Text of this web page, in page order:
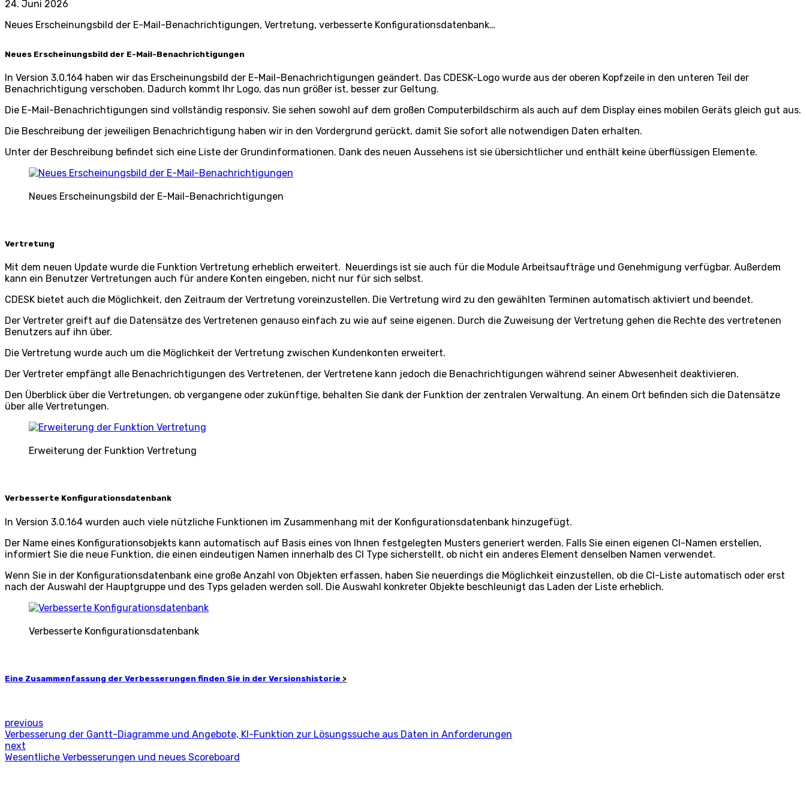
24. Juni 2026
Neues Erscheinungsbild der E-Mail-Benachrichtigungen, Vertretung, verbesserte Konfigurationsdatenbank…
Neues Erscheinungsbild der E-Mail-Benachrichtigungen
In Version 3.0.164 haben wir das Erscheinungsbild der E-Mail-Benachrichtigungen geändert. Das CDESK-Logo wurde aus der oberen Kopfzeile in den unteren Teil der
Benachrichtigung verschoben. Dadurch kommt Ihr Logo, das nun größer ist, besser zur Geltung.
Die E-Mail-Benachrichtigungen sind vollständig responsiv. Sie sehen sowohl auf dem großen Computerbildschirm als auch auf dem Display eines mobilen Geräts gleich gut aus.
Die Beschreibung der jeweiligen Benachrichtigung haben wir in den Vordergrund gerückt, damit Sie sofort alle notwendigen Daten erhalten.
Unter der Beschreibung befindet sich eine Liste der Grundinformationen. Dank des neuen Aussehens ist sie übersichtlicher und enthält keine überflüssigen Elemente.
Neues Erscheinungsbild der E-Mail-Benachrichtigungen
Vertretung
Mit dem neuen Update wurde die Funktion Vertretung erheblich erweitert. Neuerdings ist sie auch für die Module Arbeitsaufträge und Genehmigung verfügbar. Außerdem
kann ein Benutzer Vertretungen auch für andere Konten eingeben, nicht nur für sich selbst.
CDESK bietet auch die Möglichkeit, den Zeitraum der Vertretung voreinzustellen. Die Vertretung wird zu den gewählten Terminen automatisch aktiviert und beendet.
Der Vertreter greift auf die Datensätze des Vertretenen genauso einfach zu wie auf seine eigenen. Durch die Zuweisung der Vertretung gehen die Rechte des vertretenen
Benutzers auf ihn über.
Die Vertretung wurde auch um die Möglichkeit der Vertretung zwischen Kundenkonten erweitert.
Der Vertreter empfängt alle Benachrichtigungen des Vertretenen, der Vertretene kann jedoch die Benachrichtigungen während seiner Abwesenheit deaktivieren.
Den Überblick über die Vertretungen, ob vergangene oder zukünftige, behalten Sie dank der Funktion der zentralen Verwaltung. An einem Ort befinden sich die Datensätze
über alle Vertretungen.
Erweiterung der Funktion Vertretung
Verbesserte Konfigurationsdatenbank
In Version 3.0.164 wurden auch viele nützliche Funktionen im Zusammenhang mit der Konfigurationsdatenbank hinzugefügt.
Der Name eines Konfigurationsobjekts kann automatisch auf Basis eines von Ihnen festgelegten Musters generiert werden. Falls Sie einen eigenen CI-Namen erstellen,
informiert Sie die neue Funktion, die einen eindeutigen Namen innerhalb des CI Type sicherstellt, ob nicht ein anderes Element denselben Namen verwendet.
Wenn Sie in der Konfigurationsdatenbank eine große Anzahl von Objekten erfassen, haben Sie neuerdings die Möglichkeit einzustellen, ob die CI-Liste automatisch oder erst
nach der Auswahl der Hauptgruppe und des Typs geladen werden soll. Die Auswahl konkreter Objekte beschleunigt das Laden der Liste erheblich.
Verbesserte Konfigurationsdatenbank
Eine Zusammenfassung der Verbesserungen finden Sie in der Versionshistorie >
previous
Verbesserung der Gantt-Diagramme und Angebote, KI-Funktion zur Lösungssuche aus Daten in Anforderungen
next
Wesentliche Verbesserungen und neues Scoreboard